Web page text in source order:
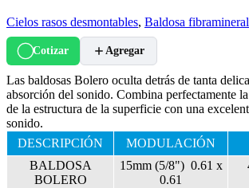
Cielos rasos desmontables, Baldosa fibramineral
Cotizar Agregar
Las baldosas Bolero oculta detrás de tanta
absorción del sonido. Combina perfectamente
de la estructura de la superficie con una
sonido.
DESCRIPCIÓN
MODULACIÓN
BALDOSA
BOLERO
15mm (5/8") 0.61 x
0.61